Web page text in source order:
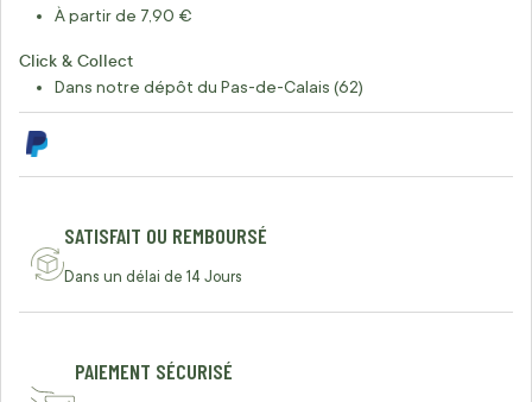
À partir de 7,90 €
Click & Collect
Dans notre dépôt du Pas-de-Calais (62)
SATISFAIT OU REMBOURSÉ
Dans un délai de 14 Jours
PAIEMENT SÉCURISÉ